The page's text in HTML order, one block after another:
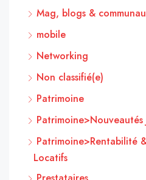
Mag, blogs &
mobile
Networking
Non classifié(e)
Patrimoine
Patrimoine>Nouveautés
Patrimoine>Rentabilité
Locatifs